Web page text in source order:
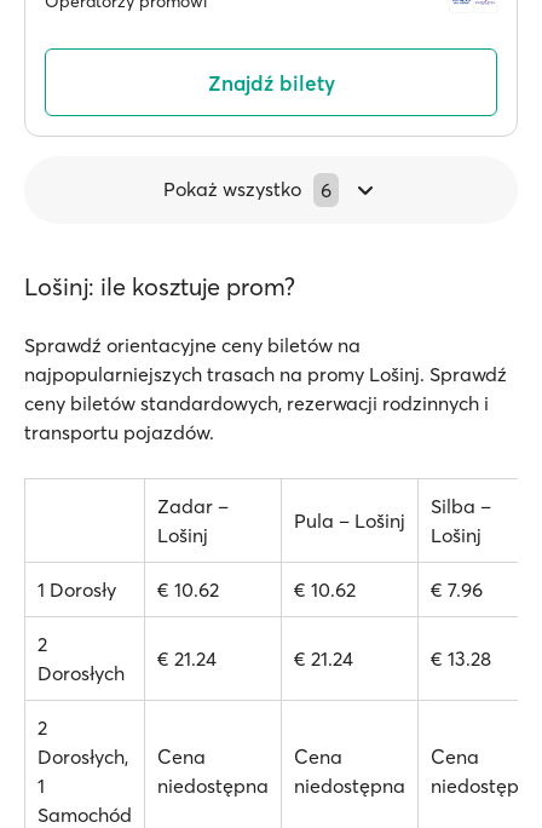
Znajdź bilety
Pokaż wszystko 6
Lošinj: ile kosztuje prom?
Sprawdź orientacyjne ceny biletów na
najpopularniejszych trasach na promy Lošinj. Sprawdź
ceny biletów standardowych, rezerwacji rodzinnych i
transportu pojazdów.
Zadar –
Lošinj
Pula – Lošinj
Silba –
Lošinj
1 Dorosły € 10.62 € 10.62 € 7.96
2
Dorosłych
€ 21.24 € 21.24 € 13.28
2
Dorosłych,
1
Samochód
Cena
niedostępna
Cena
niedostępna
Cena
niedostępna